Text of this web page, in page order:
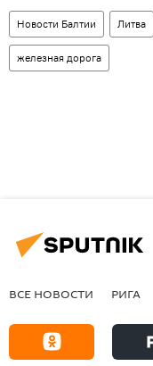
Новости Балтии Литва
железная дорога
ВСЕ НОВОСТИ РИГА